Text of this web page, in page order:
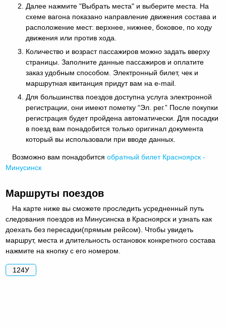
Далее нажмите "Выбрать места" и выберите места. На
схеме вагона показано направление движения состава и
расположение мест: верхнее, нижнее, боковое, по ходу
движения или против хода.
Количество и возраст пассажиров можно задать вверху
страницы. Заполните данные пассажиров и оплатите
заказ удобным способом. Электронный билет, чек и
маршрутная квитанция придут вам на e-mail.
Для большинства поездов доступна услуга электронной
регистрации, они имеют пометку “Эл. рег.” После покупки
регистрация будет пройдена автоматически. Для посадки
в поезд вам понадобится только оригинал документа
который вы использовали при вводе данных.
Возможно вам понадобитсяобратный билет Красноярск -
Минусинск
Маршруты поездов
На карте ниже вы сможете проследить усредненный путь
следования поездов из Минусинска в Красноярск и узнать как
доехать без пересадки(прямым рейсом). Чтобы увидеть
маршрут, места и длительность остановок конкретного состава
нажмите на кнопку с его номером.
124У